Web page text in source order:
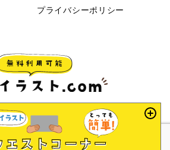
プライバシーポリシー
© 2022 相続イラスト.com.